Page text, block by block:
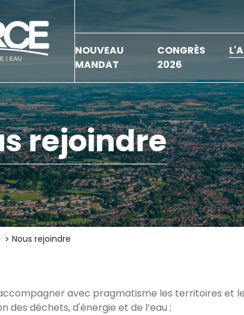
NOUVEAU
MANDAT
CONGRÈS
2026
rejoindre
Nous rejoindre
avec pragmatisme les territoires et
des déchets, d'énergie et de l’eau ;